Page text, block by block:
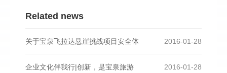
Related news
2016-01-28
关于宝泉飞拉达悬崖挑战项目安全体
2016-01-28
企业文化伴我行|创新，是宝泉旅游